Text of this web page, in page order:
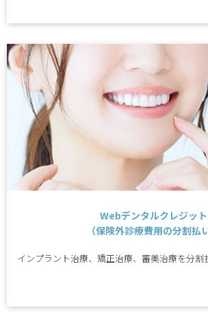
Webデンタルクレジット
（保険外診療費用の分割払い
インプラント治療、矯正治療、審美治療を分割